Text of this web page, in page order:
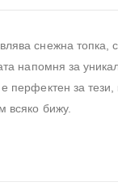
снежна
напомня за
за
всяко бижу.